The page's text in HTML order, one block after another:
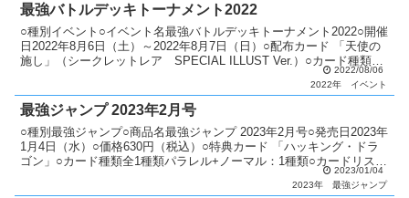
最強バトルデッキトーナメント2022
○種別イベント○イベント名最強バトルデッキトーナメント2022○開催
日2022年8月6日（土）～2022年8月7日（日）○配布カード 「天使の
施し」（シークレットレア SPECIAL ILLUST Ver.）○カード種類全
2022/08/06
2022年
イベント
最強ジャンプ 2023年2月号
○種別最強ジャンプ○商品名最強ジャンプ 2023年2月号○発売日2023年
1月4日（水）○価格630円（税込）○特典カード 「ハッキング・ドラ
ゴン」○カード種類全1種類パラレル+ノーマル：1種類○カードリスト
2023/01/04
2023年
最強ジャンプ